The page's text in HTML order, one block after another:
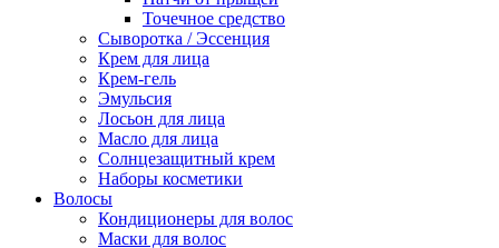
Точечное средство
Сыворотка / Эссенция
Крем для лица
Крем-гель
Эмульсия
Лосьон для лица
Масло для лица
Солнцезащитный крем
Наборы косметики
Волосы
Кондиционеры для волос
Маски для волос